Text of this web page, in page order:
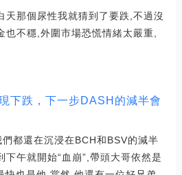
天那個尿性我就猜到了要跌,不過沒
也不穩,外圍市場恐慌情緒太嚴重,
下跌，下一步DASH的減半會
都還在沉浸在BCH和BSV的減半
午就開始“血崩”,帶頭大哥依然是